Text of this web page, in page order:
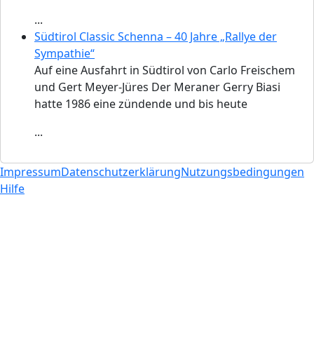
...
Südtirol Classic Schenna – 40 Jahre „Rallye der
Sympathie“
Auf eine Ausfahrt in Südtirol von Carlo Freischem
und Gert Meyer-Jüres Der Meraner Gerry Biasi
hatte 1986 eine zündende und bis heute
...
ImpressumDatenschutzerklärungNutzungsbedingungen
Hilfe